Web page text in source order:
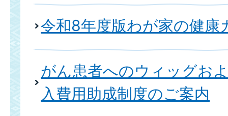
令和8年度版わが家の健康
がん患者へのウィッグお
入費用助成制度のご案内